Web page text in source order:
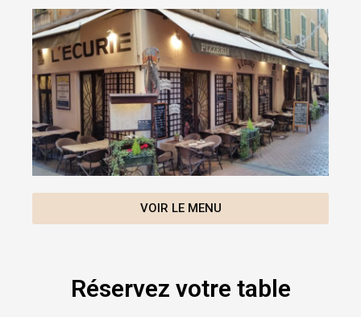
VOIR LE MENU
Réservez votre table